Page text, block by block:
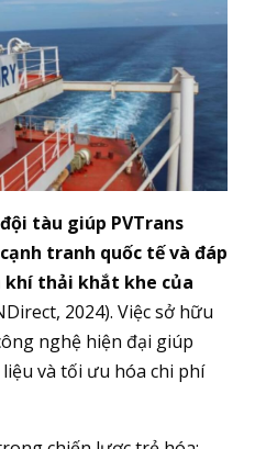
tàu giúp PVTrans
tranh quốc tế và đáp
khí thải khắt khe của
2024). Việc sở hữu
nghệ hiện đại giúp
và tối ưu hóa chi phí